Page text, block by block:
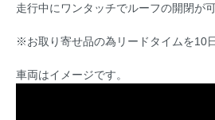
走行中にワンタッチでルーフの開閉が可
※お取り寄せ品の為リードタイムを10
車両はイメージです。